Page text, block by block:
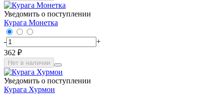
Уведомить о поступлении
Курага Монетка
-
+
362 ₽
Нет в наличии
Уведомить о поступлении
Курага Хурмои